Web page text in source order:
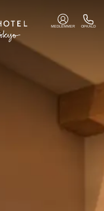
MEDLEMMER OPKALD